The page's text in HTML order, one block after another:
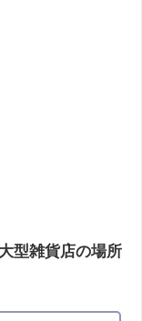
型雑貨店の場所